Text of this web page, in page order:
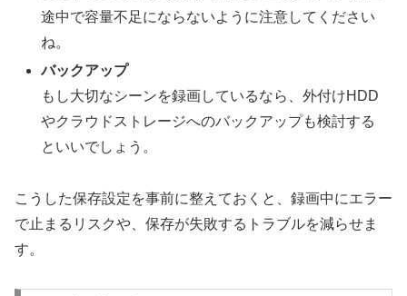
途中で容量不足にならないように注意してください
ね。
バックアップ
もし大切なシーンを録画しているなら、外付けHDD
やクラウドストレージへのバックアップも検討する
といいでしょう。
こうした保存設定を事前に整えておくと、録画中にエラー
で止まるリスクや、保存が失敗するトラブルを減らせま
す。